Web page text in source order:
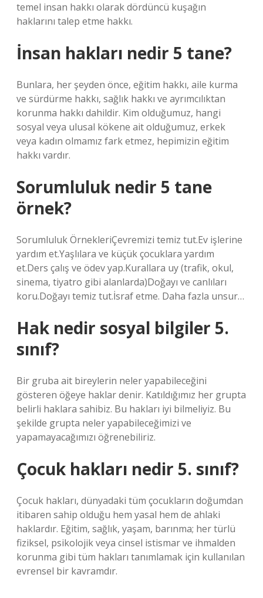
temel insan hakkı olarak dördüncü kuşağın
haklarını talep etme hakkı.
İnsan hakları nedir 5 tane?
Bunlara, her şeyden önce, eğitim hakkı, aile kurma
ve sürdürme hakkı, sağlık hakkı ve ayrımcılıktan
korunma hakkı dahildir. Kim olduğumuz, hangi
sosyal veya ulusal kökene ait olduğumuz, erkek
veya kadın olmamız fark etmez, hepimizin eğitim
hakkı vardır.
Sorumluluk nedir 5 tane
örnek?
Sorumluluk ÖrnekleriÇevremizi temiz tut.Ev işlerine
yardım et.Yaşlılara ve küçük çocuklara yardım
et.Ders çalış ve ödev yap.Kurallara uy (trafik, okul,
sinema, tiyatro gibi alanlarda)Doğayı ve canlıları
koru.Doğayı temiz tut.İsraf etme. Daha fazla unsur…
Hak nedir sosyal bilgiler 5.
sınıf?
Bir gruba ait bireylerin neler yapabileceğini
gösteren öğeye haklar denir. Katıldığımız her grupta
belirli haklara sahibiz. Bu hakları iyi bilmeliyiz. Bu
şekilde grupta neler yapabileceğimizi ve
yapamayacağımızı öğrenebiliriz.
Çocuk hakları nedir 5. sınıf?
Çocuk hakları, dünyadaki tüm çocukların doğumdan
itibaren sahip olduğu hem yasal hem de ahlaki
haklardır. Eğitim, sağlık, yaşam, barınma; her türlü
fiziksel, psikolojik veya cinsel istismar ve ihmalden
korunma gibi tüm hakları tanımlamak için kullanılan
evrensel bir kavramdır.